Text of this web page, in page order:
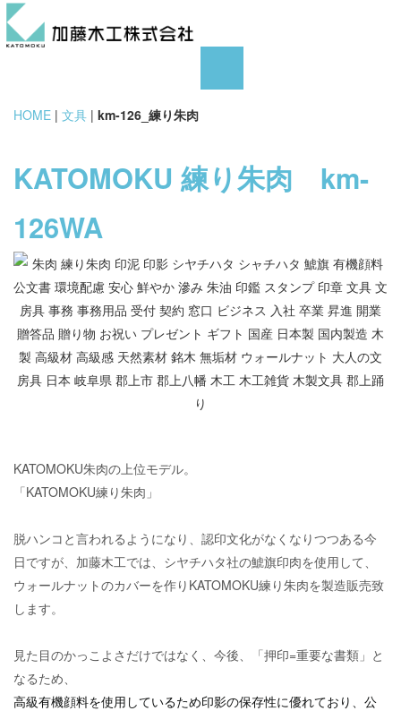
HOME | 文具 | km-126_練り朱肉
KATOMOKU 練り朱肉 km-
126WA
KATOMOKU朱肉の上位モデル。
「KATOMOKU練り朱肉」
脱ハンコと言われるようになり、認印文化がなくなりつつある今
日ですが、加藤木工では、シヤチハタ社の鯱旗印肉を使用して、
ウォールナットのカバーを作りKATOMOKU練り朱肉を製造販売致
します。
見た目のかっこよさだけではなく、今後、「押印=重要な書類」と
なるため、
高級有機顔料を使用しているため印影の保存性に優れており、公